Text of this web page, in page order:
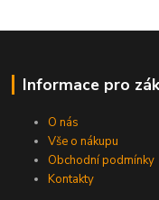
Informace pro
O nás
Vše o nákupu
Obchodní podmínky
Kontakty